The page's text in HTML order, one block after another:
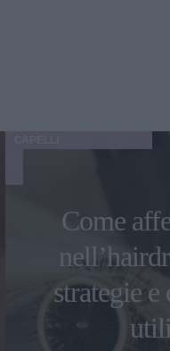
Come
strategie
utili